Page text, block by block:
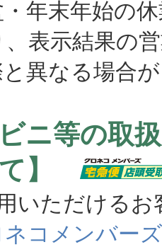
年末年始の
、表示結果の
なる場合が
ビニ等の取
】
いただけるお
ネコメンバーズ